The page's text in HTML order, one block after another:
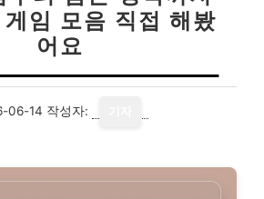
임 모음 직접 해봤
어요
06-14 작성자: